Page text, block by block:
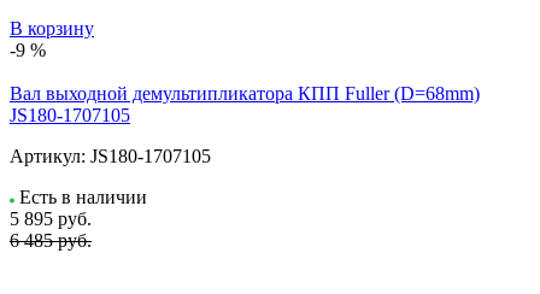
В корзину
-9 %
Вал выходной демультипликатора КПП Fuller (D=68mm)
JS180-1707105
Артикул: JS180-1707105
Есть в наличии
5 895 руб.
6 485 руб.